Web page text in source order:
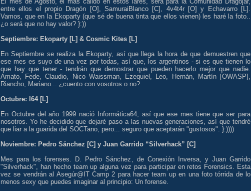
entre ellos el propio Dragón [O], SamuraiBlanco [C], 4v4t4r [O] y Echavarro [L].
Vamos, que en la Ekoparty (que sé de buena tinta que ellos vienen) les haré la foto..
¿o será que no hay valor? }:))
Septiembre: Ekoparty [L] & Cosmic Kites [L]
En Septiembre se realiza la Ekoparty, así que llega la hora de que demuestren que
ese mes es suyo de una vez por todas, así que, los argentinos - si es que tienen lo
que hay que tener - tendrán que demostrar que pueden hacerlo mejor que nadie.
Amato, Fede, Claudio, Nico Waissman, Ezequiel, Leo, Hernán, Martín [OWASP],
Riancho, Mariano... ¿cuento con vosotros o no?
Octubre: I64 [L]
En Octubre del año 1999 nació Informática64, así que ese mes tiene que ser para
nosotros. Yo he decidido que dejaré paso a las nuevas generaciones, así que tendré
que liar a la guarida del SOCTano, pero... seguro que aceptarán "gustosos". }:))))
Noviembre: Pedro Sánchez [C] y Juan Garrido “Silverhack” [C]
Mes para los forenses. D. Pedro Sánchez, de Conexión Inversa, y Juan Garrido
"Silverhack", han hecho team up alguna vez para participar en retos Forensics. Esta
vez se vendrán al Asegúr@IT Camp 2 para hacer team up en una foto tórrida de lo
menos sexy que puedes imaginar al principio: Un forense.